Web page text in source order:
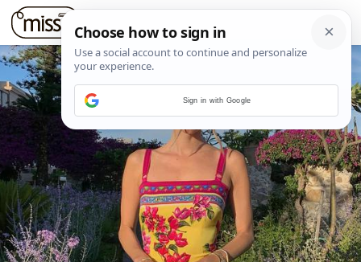
Sign in with Google